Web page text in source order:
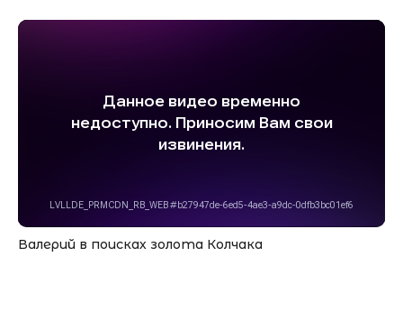
Валерий в поисках золота Колчака